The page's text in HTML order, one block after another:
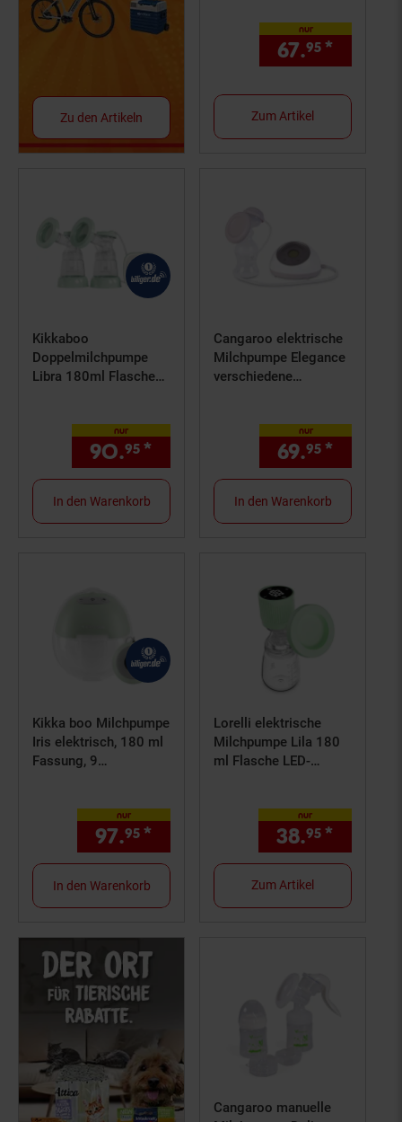
Zu den Artikeln
nur
67.95 *
Zum Artikel
Kikkaboo
Doppelmilchpumpe
Libra 180ml Flasche
nur
90.95 * € Sternchen
In den Warenkorb
Cangaroo elektrische
Milchpumpe Elegance
verschiedene
nur
69.95 *
In den Warenkorb
Kikka boo Milchpumpe
Iris elektrisch, 180 ml
Fassung, 9
nur
97.95 * € Sternchen
In den Warenkorb
Lorelli elektrische
Milchpumpe Lila 180
ml Flasche LED-
nur
38.95 *
Zum Artikel
Cangaroo manuelle